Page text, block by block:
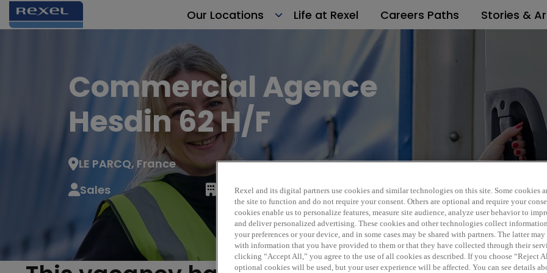
Our Locations Life at Rexel Careers Paths Stories &
Commercial Agence
Hesdin 62 H/F
LE PARCQ, France
Sales
RexelRexel and its digital partners use cookies and similar technologies on this site. Some cookies
the site to function and do not require your consent. Others are optional and require your
cookies enable us to personalize features, measure site audience, analyze user behavior to
and deliver personalized advertising. These cookies and other technologies collect
your preferences or your device, and in some cases may be shared with partners. The latter
with information that you have provided to them or that they have collected through their
clicking “Accept All,” you agree to the use of all cookies as described. If you choose “Reject
optional cookies will be used, but your user experience will be affected. You can see details